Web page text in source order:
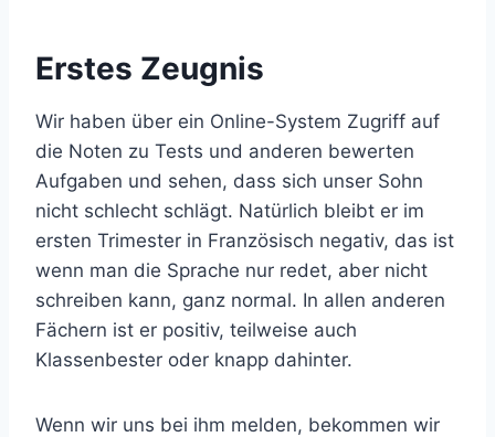
Erstes Zeugnis
Wir haben über ein Online-System Zugriff auf
die Noten zu Tests und anderen bewerten
Aufgaben und sehen, dass sich unser Sohn
nicht schlecht schlägt. Natürlich bleibt er im
ersten Trimester in Französisch negativ, das ist
wenn man die Sprache nur redet, aber nicht
schreiben kann, ganz normal. In allen anderen
Fächern ist er positiv, teilweise auch
Klassenbester oder knapp dahinter.
Wenn wir uns bei ihm melden, bekommen wir